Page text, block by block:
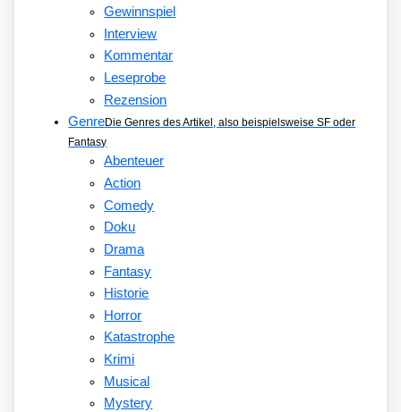
Gewinnspiel
Interview
Kommentar
Leseprobe
Rezension
GenreDie Genres des Artikel, also beispielsweise SF oder
Fantasy
Abenteuer
Action
Comedy
Doku
Drama
Fantasy
Historie
Horror
Katastrophe
Krimi
Musical
Mystery